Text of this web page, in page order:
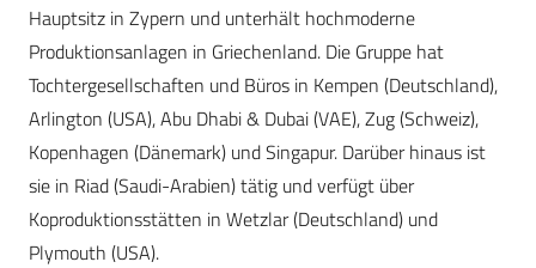
Hauptsitz in Zypern und unterhält hochmoderne
Produktionsanlagen in Griechenland. Die Gruppe hat
Tochtergesellschaften und Büros in Kempen (Deutschland),
Arlington (USA), Abu Dhabi & Dubai (VAE), Zug (Schweiz),
Kopenhagen (Dänemark) und Singapur. Darüber hinaus ist
sie in Riad (Saudi-Arabien) tätig und verfügt über
Koproduktionsstätten in Wetzlar (Deutschland) und
Plymouth (USA).